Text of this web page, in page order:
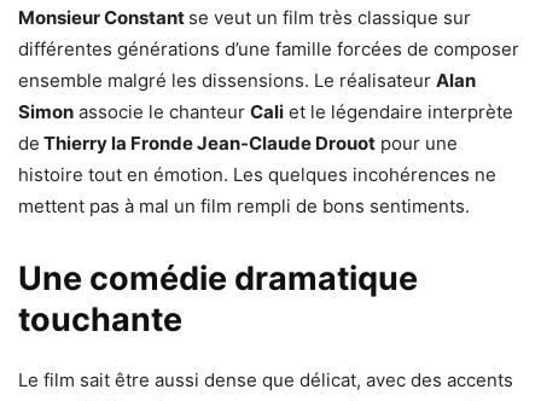
Monsieur Constant se veut un film très classique sur
différentes générations d’une famille forcées de composer
ensemble malgré les dissensions. Le réalisateur Alan
Simon associe le chanteur Cali et le légendaire interprète
de Thierry la Fronde Jean-Claude Drouot pour une
histoire tout en émotion. Les quelques incohérences ne
mettent pas à mal un film rempli de bons sentiments.
Une comédie dramatique
touchante
Le film sait être aussi dense que délicat, avec des accents